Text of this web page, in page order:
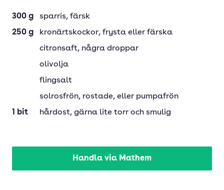
300 g
sparris, färsk
250 g kronärtskockor, frysta eller färska
citronsaft, några droppar
olivolja
flingsalt
solrosfrön, rostade, eller pumpafrön
1
bit hårdost, gärna lite torr och smulig
Handla via Mathem